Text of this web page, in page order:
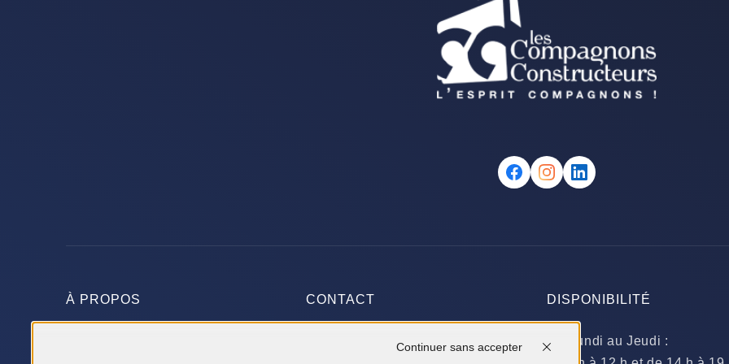
À PROPOS CONTACT
Rue du Vignery
DISPONIBILITÉ
Du Lundi au Jeudi :
Continuer sans accepter